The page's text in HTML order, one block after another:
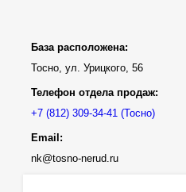
База расположена:
Тосно, ул. Урицкого, 56
Телефон отдела продаж:
(Тосно)
Email:
nk@tosno-nerud.ru